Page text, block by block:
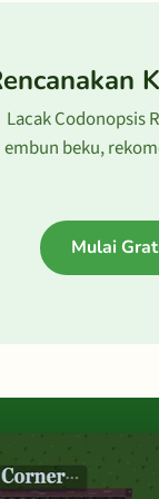
Lacak Codonopsis
embun beku,
Mulai